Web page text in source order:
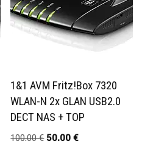
1&1 AVM Fritz!Box 7320
WLAN-N 2x GLAN USB2.0
DECT NAS + TOP
100,00€ 50,00€